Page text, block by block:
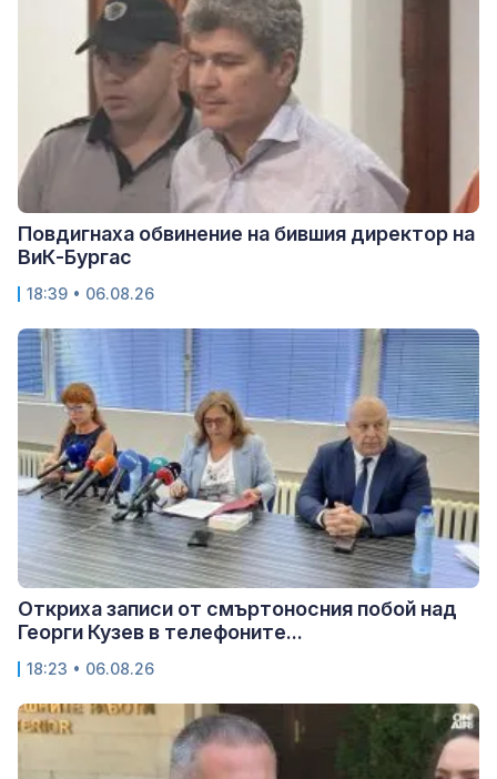
Повдигнаха обвинение на бившия директор на
ВиК-Бургас
18:39 • 06.08.26
Откриха записи от смъртоносния побой над
Георги Кузев в телефоните...
18:23 • 06.08.26